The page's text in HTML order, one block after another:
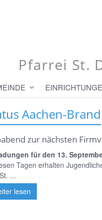
Pfarrei St.
Aachen-Brand
zur nächsten
für den 13.
Tagen erhalten
...
lesen